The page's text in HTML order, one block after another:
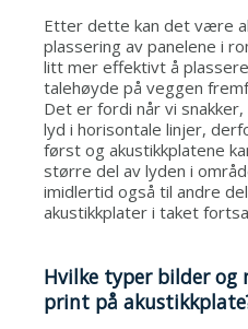
Etter dette kan det være
plassering av panelene i
litt mer effektivt å
talehøyde på veggen
Det er fordi når vi
lyd i horisontale linjer,
først og akustikkplatene
større del av lyden i
imidlertid også til andre
akustikkplater i taket
Hvilke typer bilder og
print på